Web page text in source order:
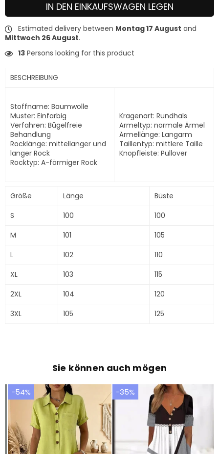
IN DEN EINKAUFSWAGEN LEGEN
Estimated delivery between Montag 17 August and
Mittwoch 26 August.
13 Persons looking for this product
BESCHREIBUNG
Stoffname: Baumwolle
Muster: Einfarbig
Verfahren: Bügelfreie
Behandlung
Rocklänge: mittellanger und
langer Rock
Rocktyp: A-förmiger Rock
Kragenart: Rundhals
Ärmeltyp: normale Ärmel
Ärmellänge: Langarm
Taillentyp: mittlere Taille
Knopfleiste: Pullover
Größe Länge
Büste
S
100
100
M
101
105
L
102
110
XL
103
115
2XL
104
120
3XL
105 125
Sie können auch mögen
-54% -35%